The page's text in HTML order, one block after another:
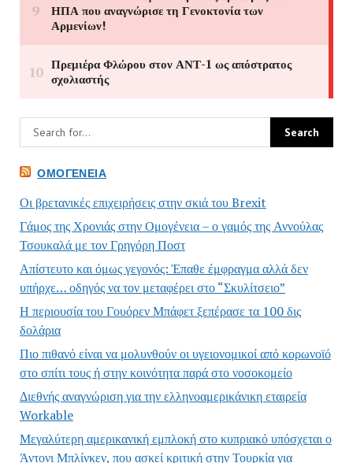
ΟΜΟΓΈΝΕΙΑ
Οι βρετανικές επιχειρήσεις στην σκιά του Brexit
Γάμος της Χρονιάς στην Ομογένεια – ο γαμός της Αννούλας
Τσουκαλά με τον Γρηγόρη Ποστ
Απίστευτο και όμως γεγονός: Έπαθε έμφραγμα αλλά δεν
υπήρχε… οδηγός να τον μεταφέρει στο “Σκυλίτσειο”
Η περιουσία του Γουόρεν Μπάφετ ξεπέρασε τα 100 δις
δολάρια
Πιο πιθανό είναι να μολυνθούν οι υγειονομικοί από κορωνοϊό
στο σπίτι τους ή στην κοινότητα παρά στο νοσοκομείο
Διεθνής αναγνώριση για την ελληνοαμερικάνικη εταιρεία
Workable
Μεγαλύτερη αμερικανική εμπλοκή στο κυπριακό υπόσχεται ο
Άντονι Μπλίνκεν, που ασκεί κριτική στην Τουρκία για